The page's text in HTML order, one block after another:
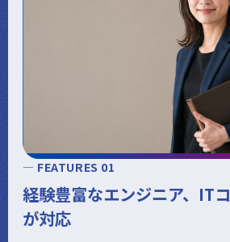
— FEATURES 01
経験豊富なエンジニア、IT
が対応